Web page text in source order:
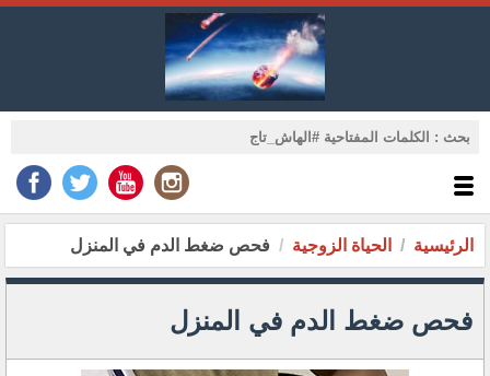
الرئيسية الحياة الزوجية فحص ضغط الدم في المنزل
فحص ضغط الدم في المنزل